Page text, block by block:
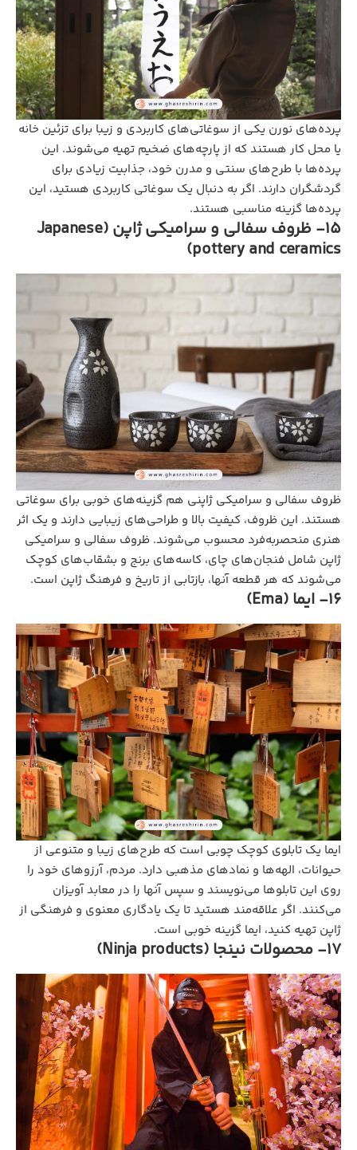
پرده‌های نورن یکی از سوغاتی‌های کاربردی و زیبا برای تزئین خانه
یا محل کار هستند که از پارچه‌های ضخیم تهیه می‌شوند. این
پرده‌ها با طرح‌های سنتی و مدرن خود، جذابیت زیادی برای
گردشگران دارند. اگر به دنبال یک سوغاتی کاربردی هستید، این
پرده‌ها گزینه مناسبی هستند.
15- ظروف سفالی و سرامیکی ژاپن (Japanese
pottery and ceramics)
ظروف سفالی و سرامیکی ژاپنی هم گزینه‌های خوبی برای سوغاتی
هستند. این ظروف، کیفیت بالا و طراحی‌های زیبایی دارند و یک اثر
هنری منحصربه‌فرد محسوب می‌شوند. ظروف سفالی و سرامیکی
ژاپن شامل فنجان‌های چای، کاسه‌های برنج و بشقاب‌های کوچک
می‌شوند که هر قطعه آنها، بازتابی از تاریخ و فرهنگ ژاپن است.
16- ایما (Ema)
ایما یک تابلوی کوچک چوبی است که طرح‌های زیبا و متنوعی از
حیوانات، الهه‌ها و نمادهای مذهبی دارد. مردم، آرزوهای خود را
روی این تابلوها می‌نویسند و سپس آنها را در معابد آویزان
می‌کنند. اگر علاقه‌مند هستید تا یک یادگاری معنوی و فرهنگی از
ژاپن تهیه کنید، ایما گزینه خوبی است.
17- محصولات نینجا (Ninja products)